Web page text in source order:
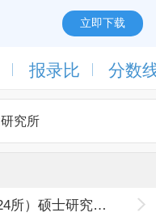
立即下载
报录比 分数
2022年南京船舶雷达研究所（724所）硕士研究生招生简章